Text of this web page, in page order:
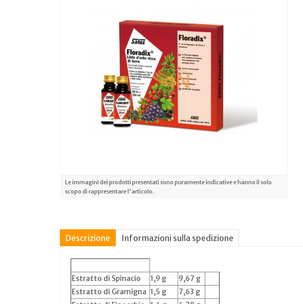
Le immagini dei prodotti presentati sono puramente indicative e hanno il solo
scopo di rappresentare l'articolo.
Descrizione Informazioni sulla spedizione
Estratto di Spinacio 1,9 g
9,67 g
Estratto di Gramigna 1,5 g
7,63 g